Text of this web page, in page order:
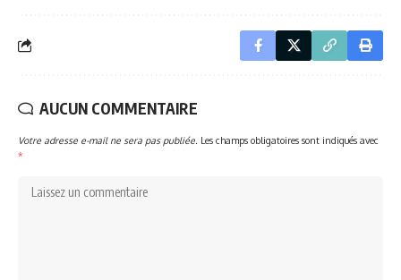
AUCUN COMMENTAIRE
Votre adresse e-mail ne sera pas publiée. Les champs obligatoires sont indiqués avec
*